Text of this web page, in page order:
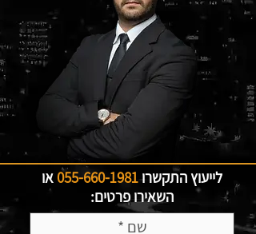
לייעוץ התקשרו055-660-1981או
השאירו פרטים: